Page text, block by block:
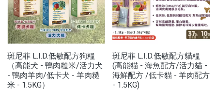
斑尼菲 L.I.D.低敏配方狗糧
（高能犬 - 鴨肉糙米/活力犬
- 鴨肉羊肉/低卡犬 - 羊肉糙
米 - 1.5KG）
斑尼菲 L.I.D.低敏配方貓糧
(高能貓 - 海魚配方/活力貓 -
海鮮配方 /低卡貓 - 羊肉配方
- 1.5KG)